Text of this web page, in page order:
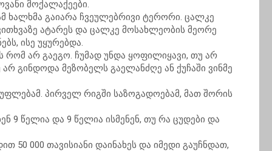
მოქალაქეები.
ხალხმა გაიარა ჩვეულებრივი ტერორი. ცალკე
ატარეს და ცალკე მოსახლეობის მეორე
ისე უყურებდა.
რომ არ გაეგო. ჩუმად უნდა ყოფილიყავი, თუ არ
გინდოდა მეზობელს გაელანძღე ან ქუჩაში ვინმე
პირველ რიგში საზოგადოებამ, მათ შორის
9 წელია და 9 წელია ისმენენ, თუ რა ცუდები და
50 000 თავისიანი დაინახეს და იმედი გაუჩნდათ,